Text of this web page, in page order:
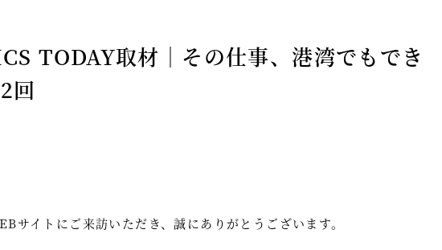
TODAY取材｜その仕事、港湾でもでき
回
サイトにご来訪いただき、誠にありがとうございます。